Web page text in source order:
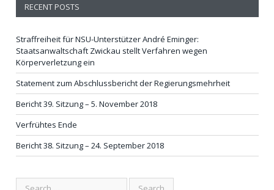
RECENT POSTS
Straffreiheit für NSU-Unterstützer André Eminger:
Staatsanwaltschaft Zwickau stellt Verfahren wegen
Körperverletzung ein
Statement zum Abschlussbericht der Regierungsmehrheit
Bericht 39. Sitzung – 5. November 2018
Verfrühtes Ende
Bericht 38. Sitzung – 24. September 2018